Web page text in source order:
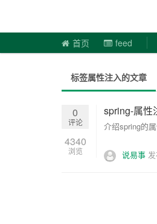
首页 feed
标签属性注入的文章
0
评论
4340
浏览
spring-属性
介绍spring的
说易事